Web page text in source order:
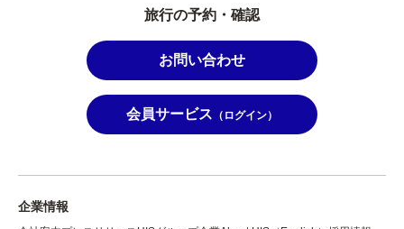
旅行の予約・確認
お問い合わせ
会員サービス （ログイン）
企業情報